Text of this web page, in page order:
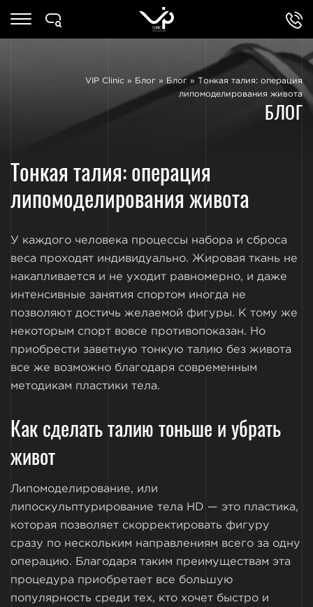
VIP Clinic » Блог » Блог » Тонкая талия: операция
липомоделирования живота
БЛОГ
Тонкая талия: операция
липомоделирования живота
У каждого человека процессы набора и сброса
веса проходят индивидуально. Жировая ткань не
накапливается и не уходит равномерно, и даже
интенсивные занятия спортом иногда не
позволяют достичь желаемой фигуры. К тому же
некоторым спорт вовсе противопоказан. Но
приобрести заветную тонкую талию без живота
все же возможно благодаря современным
методикам пластики тела.
Как сделать талию тоньше и убрать
живот
Липомоделирование, или
липоскульптурирование тела HD — это пластика,
которая позволяет скорректировать фигуру
сразу по нескольким направлениям всего за одну
операцию. Благодаря таким преимуществам эта
процедура приобретает все большую
популярность среди тех, кто хочет быстро и